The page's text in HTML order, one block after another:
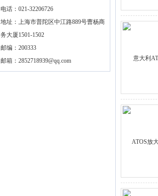
电话：021-32206726
地址：上海市普陀区中江路889号曹杨商
务大厦1501-1502
邮编：200333
邮箱： 2852718939@qq.com